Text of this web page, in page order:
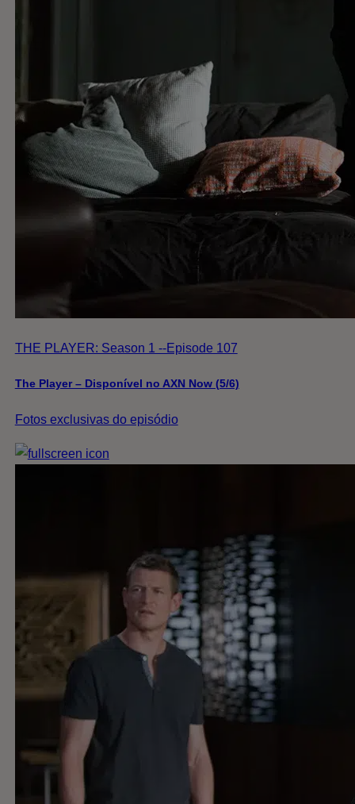
THE PLAYER: Season 1 --Episode 107
The Player – Disponível no AXN Now (5/6)
Fotos exclusivas do episódio